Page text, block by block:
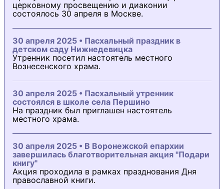
церковному просвещению и диаконии
состоялось 30 апреля в Москве.
30 апреля 2025 • Пасхальный праздник в
детском саду Нижнедевицка
Утренник посетил настоятель местного
Вознесенского храма.
30 апреля 2025 • Пасхальный утренник
состоялся в школе села Першино
На праздник был приглашен настоятель
местного храма.
30 апреля 2025 • В Воронежской епархии
завершилась благотворительная акция "Подари
книгу"
Акция проходила в рамках празднования Дня
православной книги.